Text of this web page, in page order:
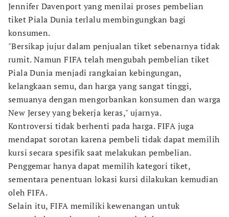
Jennifer Davenport yang menilai proses pembelian
tiket Piala Dunia terlalu membingungkan bagi
konsumen.
"Bersikap jujur dalam penjualan tiket sebenarnya tidak
rumit. Namun FIFA telah mengubah pembelian tiket
Piala Dunia menjadi rangkaian kebingungan,
kelangkaan semu, dan harga yang sangat tinggi,
semuanya dengan mengorbankan konsumen dan warga
New Jersey yang bekerja keras," ujarnya.
Kontroversi tidak berhenti pada harga. FIFA juga
mendapat sorotan karena pembeli tidak dapat memilih
kursi secara spesifik saat melakukan pembelian.
Penggemar hanya dapat memilih kategori tiket,
sementara penentuan lokasi kursi dilakukan kemudian
oleh FIFA.
Selain itu, FIFA memiliki kewenangan untuk